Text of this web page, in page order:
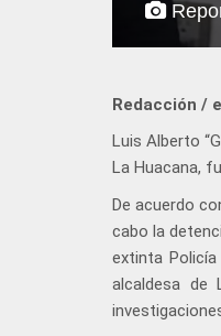
Redacción /
Luis Alberto
La Huacana,
De acuerdo
cabo la
extinta
alcaldesa de